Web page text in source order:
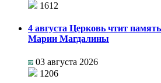
1612
4 августа Церковь чтит
Марии Магдалины
03 августа 2026
1206